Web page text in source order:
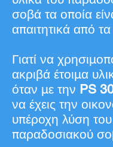
σοβά τα οποία
απαιτητικά από τα
Γιατί να
ακριβά έτοιμα
όταν με την PS
να έχεις την
υπέροχη λύση του
παραδοσιακού